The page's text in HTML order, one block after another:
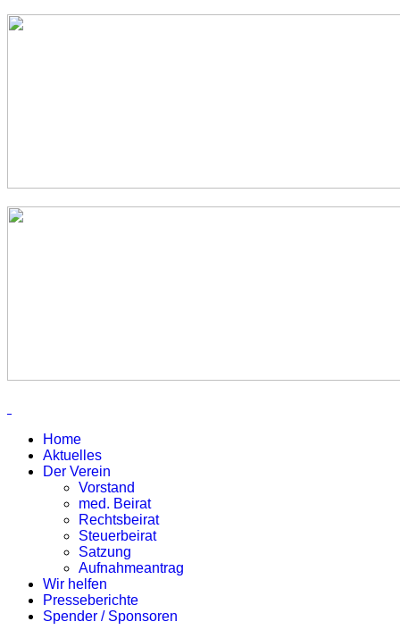
Home
Aktuelles
Der Verein
Vorstand
med. Beirat
Rechtsbeirat
Steuerbeirat
Satzung
Aufnahmeantrag
Wir helfen
Presseberichte
Spender / Sponsoren